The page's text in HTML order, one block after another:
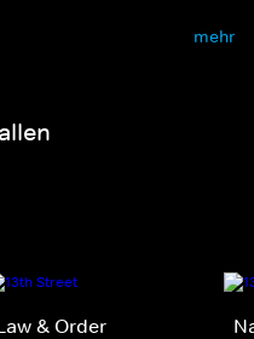
mehr
& Order